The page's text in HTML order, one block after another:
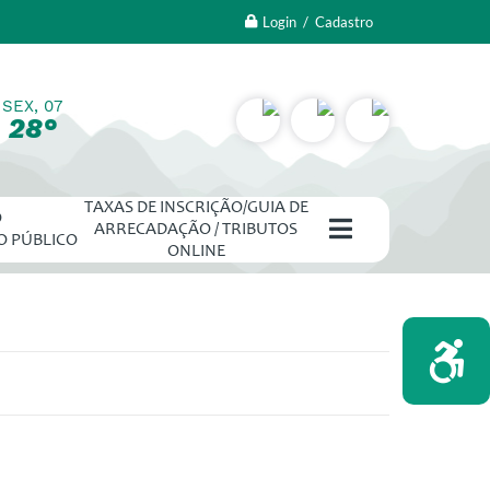
Login / Cadastro
SEX, 07
28°
PÚBLICO
TAXAS DE INSCRIÇÃO/GUIA DE
ARRECADAÇÃO / TRIBUTOS
ONLINE